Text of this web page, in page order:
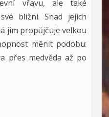
vřavu, ale také
bližní. Snad jejich
jim propůjčuje velkou
měnit podobu:
přes medvěda až po